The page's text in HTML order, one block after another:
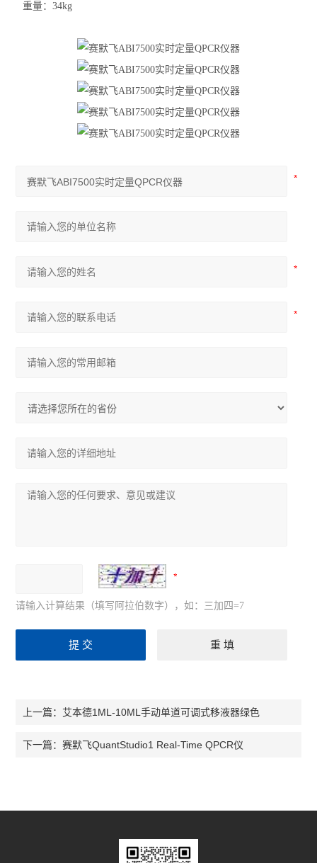
重量：34kg
请输入计算结果（填写阿拉伯数字），如：三加四=7
上一篇： 艾本德1ML-10ML手动单道可调式移液器绿色
下一篇：赛默飞QuantStudio1 Real-Time QPCR仪